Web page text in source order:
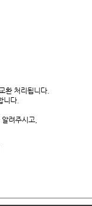
환 처리됩니다.
니다.
려주시고,